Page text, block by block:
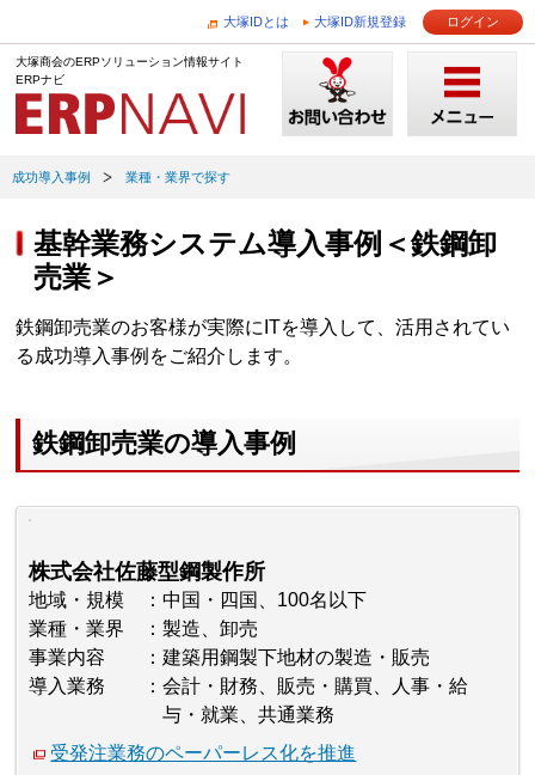
大塚IDとは 大塚ID新規登録 ログイン
大塚商会のERPソリューション情報サイト
ERPナビ
成功導入事例 業種・業界で探す
基幹業務システム導入事例＜鉄鋼卸
売業＞
鉄鋼卸売業のお客様が実際にITを導入して、活用されてい
る成功導入事例をご紹介します。
鉄鋼卸売業の導入事例
株式会社佐藤型鋼製作所
地域・規模
中国・四国、100名以下
業種・業界
製造、卸売
事業内容
建築用鋼製下地材の製造・販売
導入業務
会計・財務、販売・購買、人事・給
与・就業、共通業務
受発注業務のペーパーレス化を推進